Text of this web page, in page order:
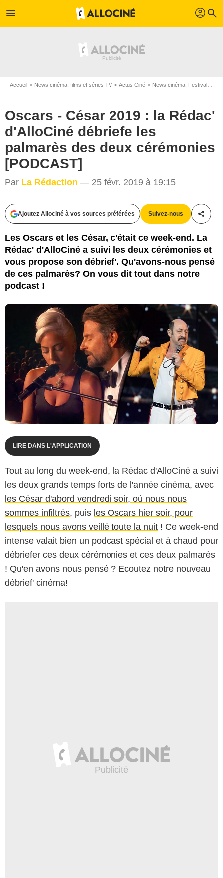
menu profil search
Accueil News cinéma, films et séries TV Actus Ciné News cinéma: Festivals
Oscars - César 2019 : la Rédac'
d'AlloCiné débriefe les
palmarès des deux cérémonies
[PODCAST]
Par La Rédaction — 25 févr. 2019 à 19:15
Ajoutez Allociné à vos sources préférées Suivez-nous
Les Oscars et les César, c'était ce week-end. La
Rédac' d'AlloCiné a suivi les deux cérémonies et
vous propose son débrief'. Qu'avons-nous pensé
de ces palmarès? On vous dit tout dans notre
podcast !
LIRE DANS L'APPLICATION
Tout au long du week-end, la Rédac d'AlloCiné a suivi
les deux grands temps forts de l'année cinéma, avec
les César d'abord vendredi soir, où nous nous
sommes infiltrés, puis les Oscars hier soir, pour
lesquels nous avons veillé toute la nuit ! Ce week-end
intense valait bien un podcast spécial et à chaud pour
débriefer ces deux cérémonies et ces deux palmarès
! Qu'en avons nous pensé ? Ecoutez notre nouveau
débrief' cinéma!